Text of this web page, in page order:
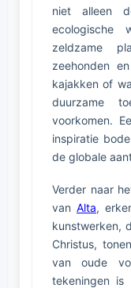
niet alleen
ecologische
zeldzame
zeehonden
kajakken of
duurzame
voorkomen.
inspiratie
de globale
Verder naar
van Alta,
kunstwerken,
Christus,
van oude
tekeningen is